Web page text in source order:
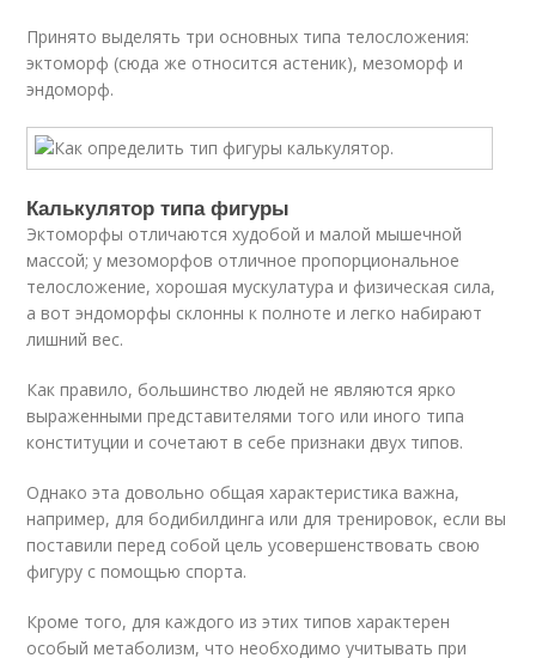
Принято выделять три основных типа телосложения:
эктоморф (сюда же относится астеник), мезоморф и
эндоморф.
Калькулятор типа фигуры
Эктоморфы отличаются худобой и малой мышечной
массой; у мезоморфов отличное пропорциональное
телосложение, хорошая мускулатура и физическая сила,
а вот эндоморфы склонны к полноте и легко набирают
лишний вес.
Как правило, большинство людей не являются ярко
выраженными представителями того или иного типа
конституции и сочетают в себе признаки двух типов.
Однако эта довольно общая характеристика важна,
например, для бодибилдинга или для тренировок, если вы
поставили перед собой цель усовершенствовать свою
фигуру с помощью спорта.
Кроме того, для каждого из этих типов характерен
особый метаболизм, что необходимо учитывать при